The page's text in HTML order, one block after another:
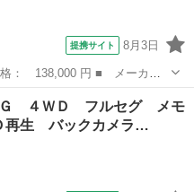
提携サイト 8月3日
ン ■ グレード名： ＸＧ
クカメラ ＥＴＣ 禁煙車 ス
Ｇ ４ＷＤ フルセグ メモ
再生 バックカメラ…